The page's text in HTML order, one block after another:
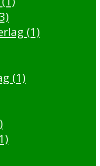
(1)
(1)